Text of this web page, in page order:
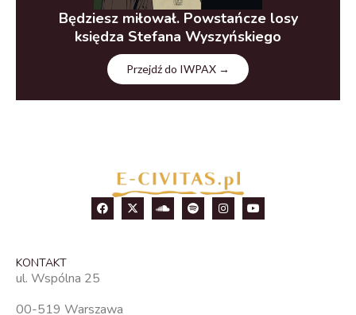
Będziesz miłował. Powstańcze losy
księdza Stefana Wyszyńskiego
Przejdź do IWPAX →
KONTAKT
ul. Wspólna 25
00-519 Warszawa